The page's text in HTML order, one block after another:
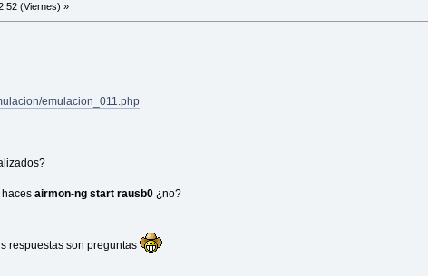
(Viernes) »
emulacion_011.php
hacesairmon-ng start rausb0 ¿no?
respuestas son preguntas